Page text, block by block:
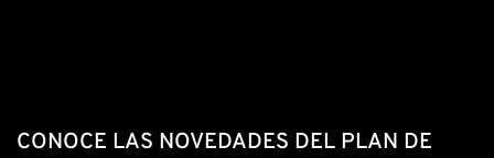
CONOCE LAS NOVEDADES DEL PLAN DE